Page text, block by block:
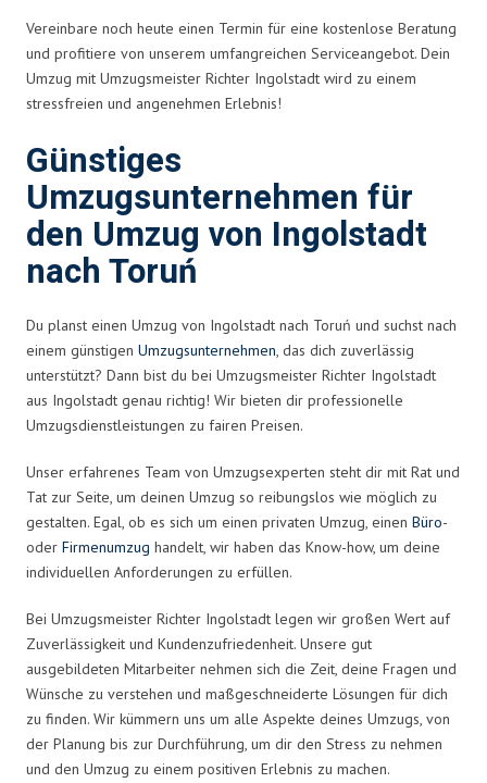
Vereinbare noch heute einen Termin für eine kostenlose Beratung
und profitiere von unserem umfangreichen Serviceangebot. Dein
Umzug mit Umzugsmeister Richter Ingolstadt wird zu einem
stressfreien und angenehmen Erlebnis!
Günstiges
Umzugsunternehmen für
den Umzug von Ingolstadt
nach Toruń
Du planst einen Umzug von Ingolstadt nach Toruń und suchst nach
einem günstigen Umzugsunternehmen, das dich zuverlässig
unterstützt? Dann bist du bei Umzugsmeister Richter Ingolstadt
aus Ingolstadt genau richtig! Wir bieten dir professionelle
Umzugsdienstleistungen zu fairen Preisen.
Unser erfahrenes Team von Umzugsexperten steht dir mit Rat und
Tat zur Seite, um deinen Umzug so reibungslos wie möglich zu
gestalten. Egal, ob es sich um einen privaten Umzug, einen Büro-
oder Firmenumzug handelt, wir haben das Know-how, um deine
individuellen Anforderungen zu erfüllen.
Bei Umzugsmeister Richter Ingolstadt legen wir großen Wert auf
Zuverlässigkeit und Kundenzufriedenheit. Unsere gut
ausgebildeten Mitarbeiter nehmen sich die Zeit, deine Fragen und
Wünsche zu verstehen und maßgeschneiderte Lösungen für dich
zu finden. Wir kümmern uns um alle Aspekte deines Umzugs, von
der Planung bis zur Durchführung, um dir den Stress zu nehmen
und den Umzug zu einem positiven Erlebnis zu machen.